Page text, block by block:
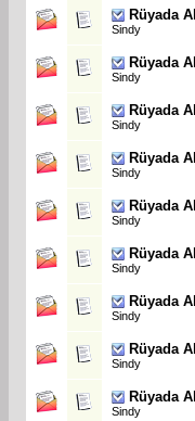
Rüyada
Sindy
Rüyada
Sindy
Rüyada
Sindy
Rüyada
Sindy
Rüyada
Sindy
Rüyada
Sindy
Rüyada
Sindy
Rüyada
Sindy
Rüyada
Sindy